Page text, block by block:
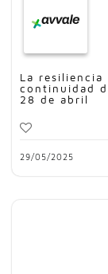
La
continuidad
28 de abril
29/05/2025